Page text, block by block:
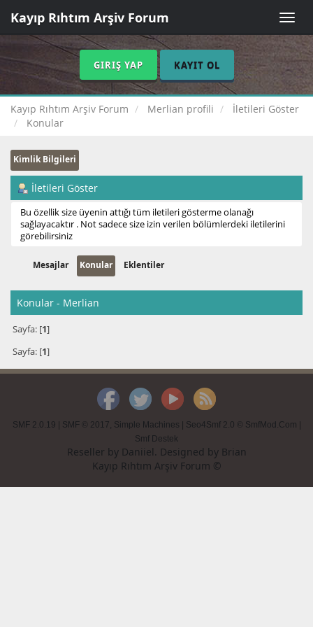
Toggle
Kayıp Rıhtım Arşiv Forum
GIRIŞ YAP KAYIT OL
Kayıp Rıhtım Arşiv Forum Merlian profili
İletileri Göster
Konular
Kimlik Bilgileri
İletileri Göster
Bu özellik size üyenin attığı tüm iletileri gösterme olanağı
sağlayacaktır . Not sadece size izin verilen bölümlerdeki iletilerini
görebilirsiniz
Mesajlar Konular Eklentiler
Konular - Merlian
Sayfa: [1]
Sayfa: [1]
SMF 2.0.19 | SMF © 2017 Simple Machines | Seo4Smf 2.0 © SmfMod.Com |
Smf Destek
Reseller by Daniiel. Designed by Brian
Kayıp Rıhtım Arşiv Forum ©